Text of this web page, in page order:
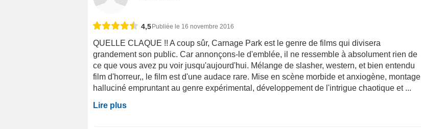
4,5Publiée le 16 novembre 2016
QUELLE CLAQUE !! A coup sûr, Carnage Park est le genre de films qui divisera
grandement son public. Car annonçons-le d'emblée, il ne ressemble à absolument rien de
ce que vous avez pu voir jusqu'aujourd'hui. Mélange de slasher, western, et bien entendu
film d'horreur,, le film est d'une audace rare. Mise en scène morbide et anxiogène, montage
halluciné empruntant au genre expérimental, développement de l'intrigue chaotique et ...
Lire plus